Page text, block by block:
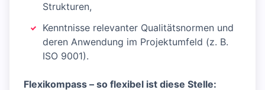
Strukturen,
Kenntnisse relevanter Qualitätsnormen und
deren Anwendung im Projektumfeld (z. B.
ISO 9001).
Flexikompass – so flexibel ist diese Stelle: